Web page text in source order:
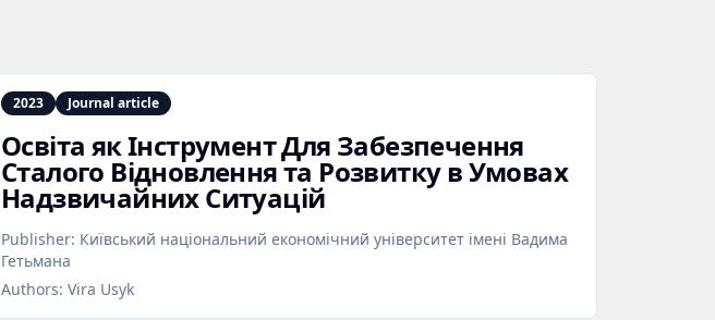
2023 Journal article
Освіта як Інструмент Для Забезпечення
Сталого Відновлення та Розвитку в Умовах
Надзвичайних Ситуацій
Publisher: Київський національний економічний університет імені Вадима
Гетьмана
Authors: Vira Usyk